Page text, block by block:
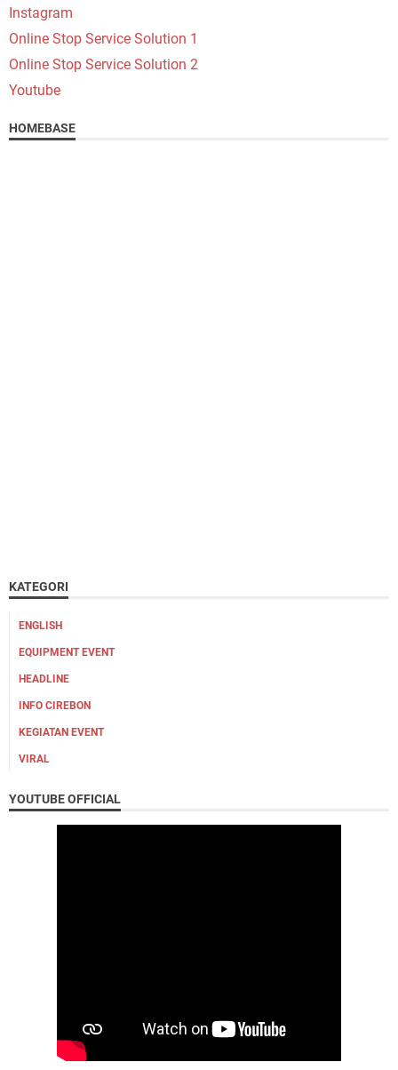
Instagram
Online Stop Service Solution 1
Online Stop Service Solution 2
Youtube
HOMEBASE
KATEGORI
ENGLISH
EQUIPMENT EVENT
HEADLINE
INFO CIREBON
KEGIATAN EVENT
VIRAL
YOUTUBE OFFICIAL